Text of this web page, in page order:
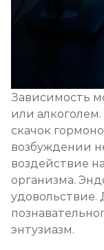
Зависимость
или
скачок
возбуждении
воздействие
организма.
энтузиазм.